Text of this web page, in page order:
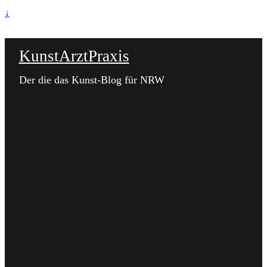
↓
KunstArztPraxis
Der die das Kunst-Blog für NRW